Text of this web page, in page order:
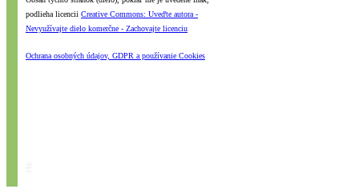
podlieha licencii Creative Commons: Uveďte autora -
Nevyužívajte dielo komerčne - Zachovajte licenciu
Ochrana osobných údajov, GDPR a používanie Cookies